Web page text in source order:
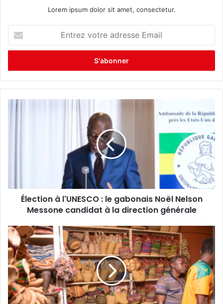
Lorem ipsum dolor sit amet, consectetur.
t
e
z
m
a
i
l
Élection à l'UNESCO : le gabonais Noël Nelson
Messone candidat à la direction générale